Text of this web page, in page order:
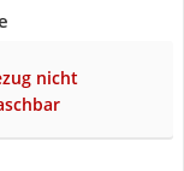
nicht